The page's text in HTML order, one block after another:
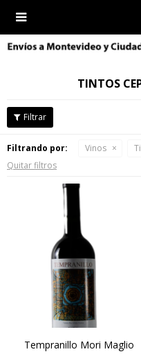

TINTOS
Filtrando por: Vinos
Quitar filtros
Tempranillo Mori Maglio